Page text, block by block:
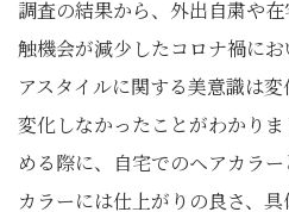
調査の結果から、外出自粛や
触機会が減少したコロナ禍に
アスタイルに関する美意識は
変化しなかったことがわかり
める際に、自宅でのヘアカラ
カラーには仕上がりの良さ、